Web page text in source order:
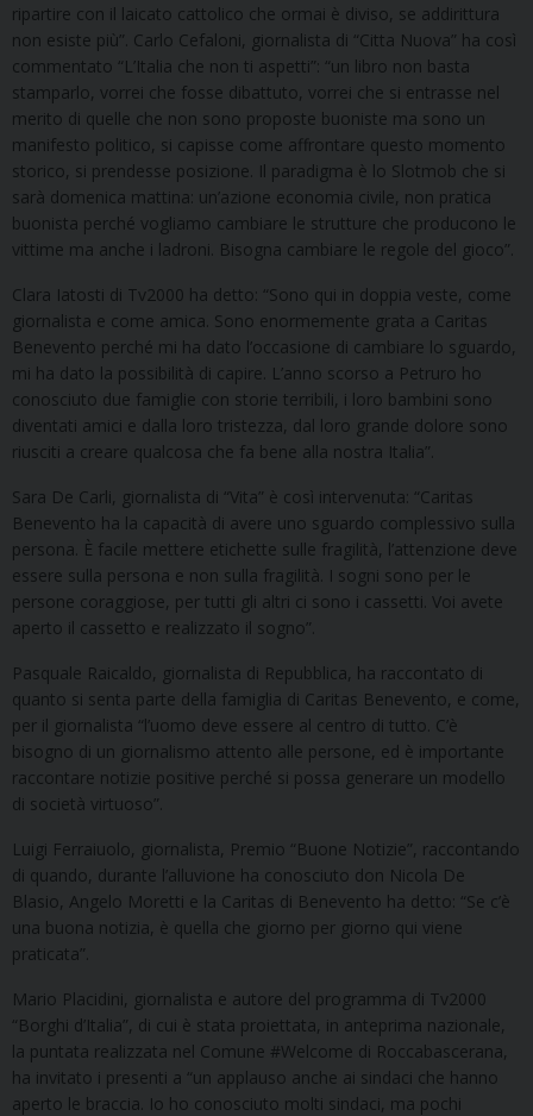
ripartire con il laicato cattolico che ormai è diviso, se addirittura
non esiste più”. Carlo Cefaloni, giornalista di “Citta Nuova” ha così
commentato “L’Italia che non ti aspetti”: “un libro non basta
stamparlo, vorrei che fosse dibattuto, vorrei che si entrasse nel
merito di quelle che non sono proposte buoniste ma sono un
manifesto politico, si capisse come affrontare questo momento
storico, si prendesse posizione. Il paradigma è lo Slotmob che si
sarà domenica mattina: un’azione economia civile, non pratica
buonista perché vogliamo cambiare le strutture che producono le
vittime ma anche i ladroni. Bisogna cambiare le regole del gioco”.
Clara Iatosti di Tv2000 ha detto: “Sono qui in doppia veste, come
giornalista e come amica. Sono enormemente grata a Caritas
Benevento perché mi ha dato l’occasione di cambiare lo sguardo,
mi ha dato la possibilità di capire. L’anno scorso a Petruro ho
conosciuto due famiglie con storie terribili, i loro bambini sono
diventati amici e dalla loro tristezza, dal loro grande dolore sono
riusciti a creare qualcosa che fa bene alla nostra Italia”.
Sara De Carli, giornalista di “Vita” è così intervenuta: “Caritas
Benevento ha la capacità di avere uno sguardo complessivo sulla
persona. È facile mettere etichette sulle fragilità, l’attenzione deve
essere sulla persona e non sulla fragilità. I sogni sono per le
persone coraggiose, per tutti gli altri ci sono i cassetti. Voi avete
aperto il cassetto e realizzato il sogno”.
Pasquale Raicaldo, giornalista di Repubblica, ha raccontato di
quanto si senta parte della famiglia di Caritas Benevento, e come,
per il giornalista “l’uomo deve essere al centro di tutto. C’è
bisogno di un giornalismo attento alle persone, ed è importante
raccontare notizie positive perché si possa generare un modello
di società virtuoso”.
Luigi Ferraiuolo, giornalista, Premio “Buone Notizie”, raccontando
di quando, durante l’alluvione ha conosciuto don Nicola De
Blasio, Angelo Moretti e la Caritas di Benevento ha detto: “Se c’è
una buona notizia, è quella che giorno per giorno qui viene
praticata”.
Mario Placidini, giornalista e autore del programma di Tv2000
“Borghi d’Italia”, di cui è stata proiettata, in anteprima nazionale,
la puntata realizzata nel Comune #Welcome di Roccabascerana,
ha invitato i presenti a “un applauso anche ai sindaci che hanno
aperto le braccia. Io ho conosciuto molti sindaci, ma pochi